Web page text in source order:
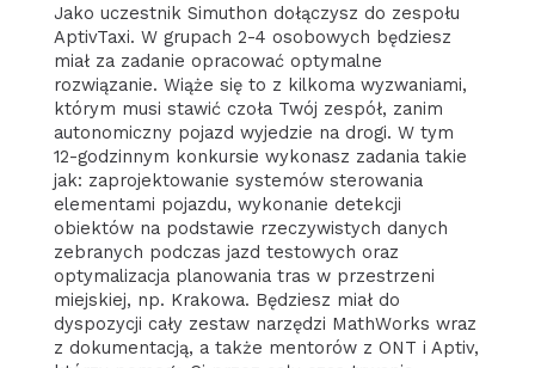
Jako uczestnik Simuthon dołączysz do zespołu
AptivTaxi. W grupach 2-4 osobowych będziesz
miał za zadanie opracować optymalne
rozwiązanie. Wiąże się to z kilkoma wyzwaniami,
którym musi stawić czoła Twój zespół, zanim
autonomiczny pojazd wyjedzie na drogi. W tym
12-godzinnym konkursie wykonasz zadania takie
jak: zaprojektowanie systemów sterowania
elementami pojazdu, wykonanie detekcji
obiektów na podstawie rzeczywistych danych
zebranych podczas jazd testowych oraz
optymalizacja planowania tras w przestrzeni
miejskiej, np. Krakowa. Będziesz miał do
dyspozycji cały zestaw narzędzi MathWorks wraz
z dokumentacją, a także mentorów z ONT i Aptiv,